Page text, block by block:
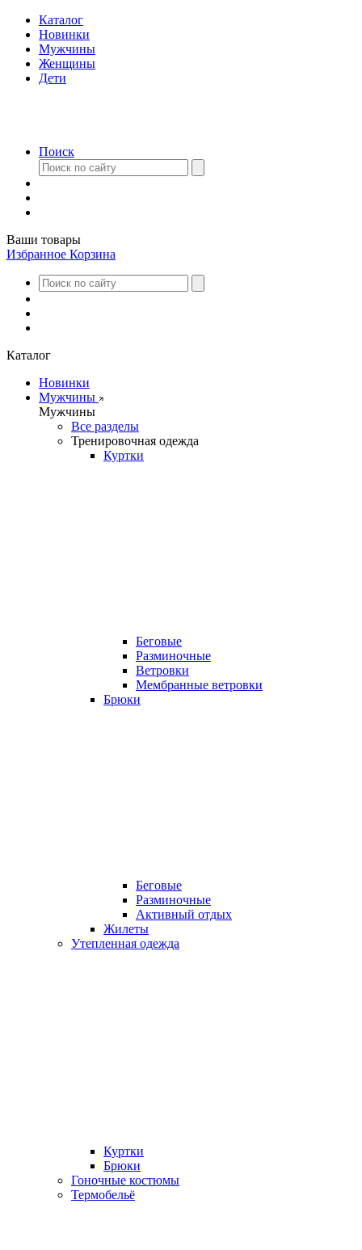
Каталог
Новинки
Мужчины
Женщины
Дети
Поиск
Ваши товары
Избранное Корзина
Каталог
Новинки
Мужчины
Мужчины
Все разделы
Тренировочная одежда
Куртки
Беговые
Разминочные
Ветровки
Мембранные ветровки
Брюки
Беговые
Разминочные
Активный отдых
Жилеты
Утепленная одежда
Куртки
Брюки
Гоночные костюмы
Термобельё